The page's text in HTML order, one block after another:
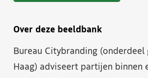
Over deze beeldbank
Bureau Citybranding (onderdeel
Haag) adviseert partijen binnen